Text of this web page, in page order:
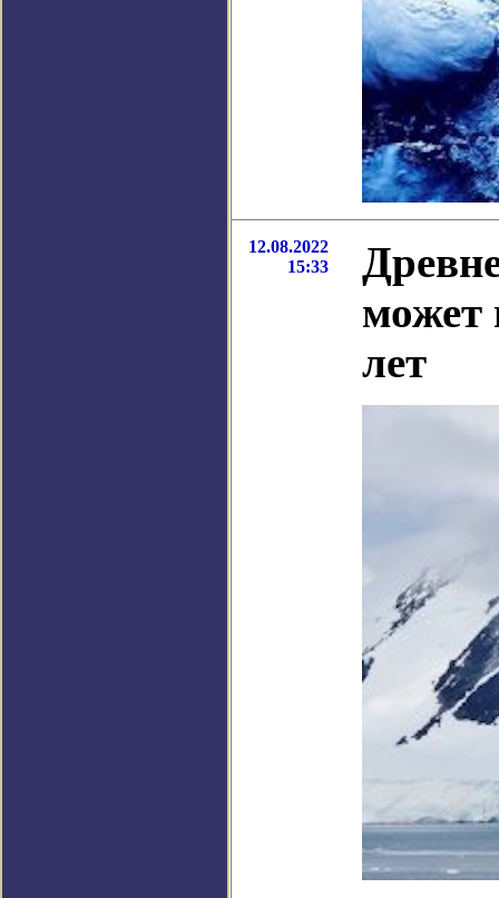
12.08.2022
15:33
может
лет